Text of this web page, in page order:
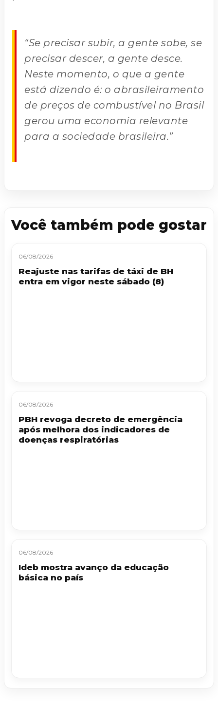
“Se precisar subir, a gente sobe, se
precisar descer, a gente desce.
Neste momento, o que a gente
está dizendo é: o abrasileiramento
de preços de combustível no Brasil
gerou uma economia relevante
para a sociedade brasileira.”
Você também pode gostar
06/08/2026
Reajuste nas tarifas de táxi de BH
entra em vigor neste sábado (8)
06/08/2026
PBH revoga decreto de emergência
após melhora dos indicadores de
doenças respiratórias
06/08/2026
Ideb mostra avanço da educação
básica no país